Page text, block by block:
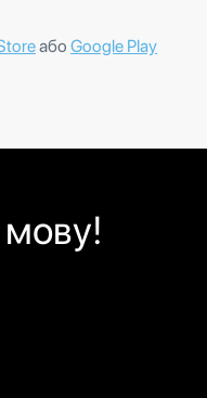
або Google Play